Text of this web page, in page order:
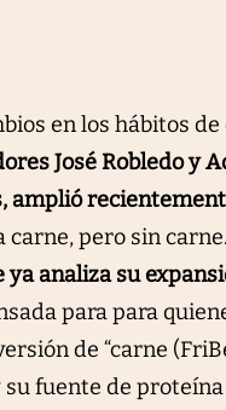
en los hábitos
José Robledo y
amplió
carne, pero sin
ya analiza su
para para
de “carne
su fuente de